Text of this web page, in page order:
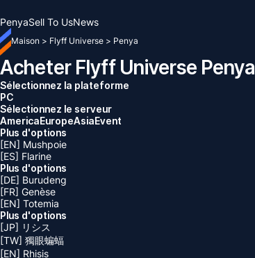
PenyaSell To UsNews
Maison > Flyff Universe > Penya
Acheter Flyff Universe Penya
Sélectionnez la plateforme
PC
Sélectionnez le serveur
AmericaEuropeAsiaEvent
Plus d'options
[EN] Mushpoie
[ES] Flarine
Plus d'options
[DE] Burudeng
[FR] Genèse
[EN] Totemia
Plus d'options
[JP] リシス
[TW] 獨眼蝙蝠
[EN] Rhisis